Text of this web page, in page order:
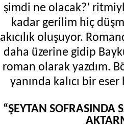
şimdi ne olacak?’
kadar gerilim hiç
akıcılık oluşuyor.
daha üzerine gidip
roman olarak yazdım.
yanında kalıcı bir
“ŞEYTAN SOFRASINDA